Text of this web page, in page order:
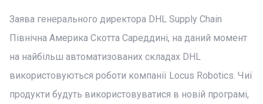
Заява генерального директора DHL Supply Chain
Північна Америка Скотта Сареддині, на даний момент
на найбільш автоматизованих складах DHL
використовуються роботи компанії Locus Robotics. Чиї
продукти будуть використовуватися в новій програмі,